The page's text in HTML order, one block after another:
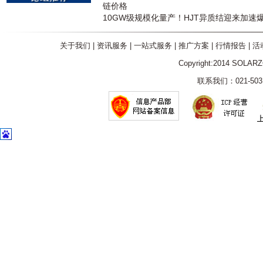
链价格
10GW级规模化量产！HJT异质结迎来加速
关于我们 资讯服务 一站式服务 推广方案 行情报告| 活
Copyright:2014
联系我们：021-